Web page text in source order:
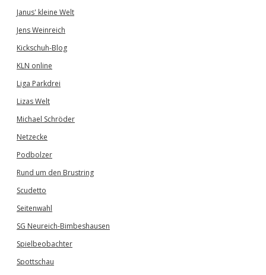
Janus' kleine Welt
Jens Weinreich
Kickschuh-Blog
KLN online
Liga Parkdrei
Lizas Welt
Michael Schröder
Netzecke
Podbolzer
Rund um den Brustring
Scudetto
Seitenwahl
SG Neureich-Bimbeshausen
Spielbeobachter
Spottschau